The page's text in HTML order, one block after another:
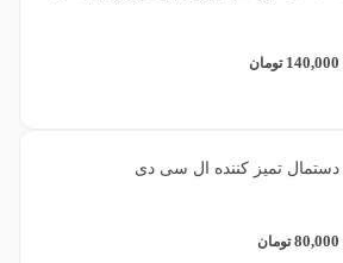
140,000 تومان
دستمال تمیز کننده ال سی دی
80,000 تومان